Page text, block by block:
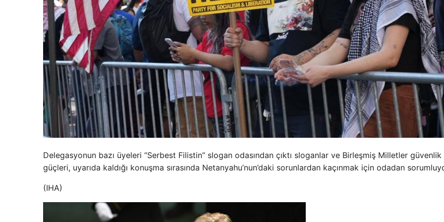
Delegasyonun bazı üyeleri “Serbest Filistin” slogan odasından çıktı sloganlar ve Birleşmiş Milletler güvenlik
güçleri, uyarıda kaldığı konuşma sırasında Netanyahu’nun’daki sorunlardan kaçınmak için odadan
(IHA)